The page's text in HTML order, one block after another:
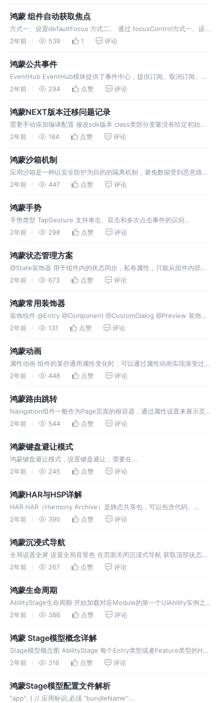
鸿蒙 组件自动获取焦点
方式一、设置defaultFocus 方式二、 通过 focusControl方式一、设置
defaultFocus 方式二、 通过 focusControl方式一、设置
2年前 539 1 评论
鸿蒙公共事件
EventHub EventHub模块提供了事件中心，提供订阅、取消订阅、触
发事件的能力，用于线程内通信。 在使用eventHub的功能前，需要通
2年前 294 点赞 评论
鸿蒙NEXT版本迁移问题记录
需要手动添加编译配置 修改sdk版本 class类部分变量没有给定初始值
组件内部分属性没有给初始值 ForEach内遍历的item项没有给出明确的
2年前 184 点赞 评论
鸿蒙沙箱机制
应用沙箱是一种以安全防护为目的的隔离机制，避免数据受到恶意路径
穿越访问。在这种沙箱的保护机制下，应用可见的目录范围即为“应用沙
用沙箱目
2年前 447 点赞 评论
鸿蒙手势
手势类型 TapGesture 支持单击、双击和多次点击事件的识别
LongPressGesture 用于触发长按手势事件，触发长按手势的最少手指
2年前 298 点赞 评论
鸿蒙状态管理方案
@State装饰器 用于组件内的状态同步，私有属性，只能从组件内部访
问，声明时必须制定类型并且本地初始化，也可以使用命名参数机制从
期相同
2年前 673 点赞 评论
鸿蒙常用装饰器
装饰组件 @Entry @Component @CustomDialog @Preview 装饰自
定义构建函数 - 轻量的UI元素复用 @Builder @BuilderParam 装饰样式
2年前 131 点赞 评论
鸿蒙动画
属性动画 组件的某些通用属性变化时，可以通过属性动画实现渐变过渡
效果，提升用户体验。支持的属性包括width、height、
2年前 448 点赞 评论
鸿蒙路由跳转
Navigation组件一般作为Page页面的根容器，通过属性设置来展示页
面的标题栏、工具栏、导航栏等。router进行模块间跳转
2年前 544 点赞 评论
鸿蒙键盘避让模式
鸿蒙键盘避让模式，设置键盘避让，需要在
windowStage.loadContent方法加载完成调用
2年前 245 点赞 评论
鸿蒙HAR与HSP详解
HAR HAR（Harmony Archive）是静态共享包，可以包含代码、
C++库、资源和配置文件。通过HAR可以实现多个模块或多个工程共享
2年前 390 点赞 评论
鸿蒙沉浸式导航
全局设置全屏 设置全局背景色 在页面关闭沉浸式导航 获取顶部状态栏
高度 获取底部安全区域高度 扩展安全区域
2年前 267 点赞 评论
鸿蒙生命周期
AbilityStage生命周期 开始加载对应Module的第一个UIAbility实例之
前会先创建AbilityStage，并在AbilityStage创建完成之后执行其
2年前 386 点赞 评论
鸿蒙 Stage模型概念详解
Stage模型概念图 AbilityStage 每个Entry类型或者Feature类型的HAP
在运行期都有一个AbilityStage类实例，当HAP中的代码首次被加载到
2年前 316 点赞 评论
鸿蒙Stage模型配置文件解析
"app": { // 应用标识,必须 "bundleName":